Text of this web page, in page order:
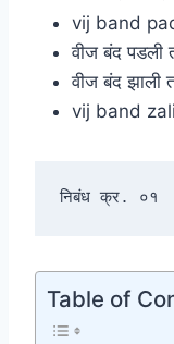
vij band
वीज बंद पडली
वीज बंद झाली
vij band
निबंध क्र. ०१
Table of